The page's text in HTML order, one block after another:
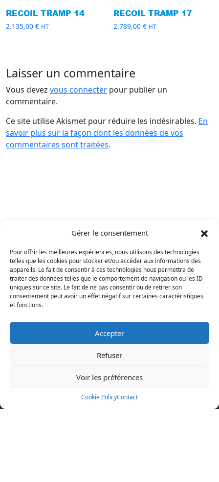
Gérer le consentement
Pour offrir les meilleures expériences, nous utilisons des technologies
telles que les cookies pour stocker et/ou accéder aux informations des
appareils. Le fait de consentir à ces technologies nous permettra de
traiter des données telles que le comportement de navigation ou les ID
uniques sur ce site. Le fait de ne pas consentir ou de retirer son
consentement peut avoir un effet négatif sur certaines caractéristiques
et fonctions.
Accepter
Refuser
Voir les préférences
Cookie PolicyContact
RECOIL TRAMP 14
2.135,00 € HT
RECOIL TRAMP 17
2.789,00€ HT
Laisser un commentaire
Vous devez vous connecter pour publier un
commentaire.
Ce site utilise Akismet pour réduire les indésirables. En
savoir plus sur la façon dont les données de vos
commentaires sont traitées.
Politique en matière de cookies